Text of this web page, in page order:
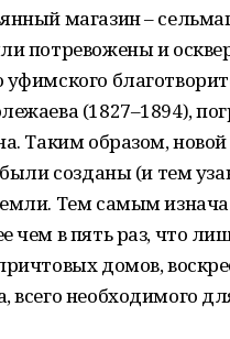
магазин –
потревожены и
уфимского
(1827–1894),
Таким образом,
были созданы (и тем
Тем самым
чем в пять раз, что
домов,
всего необходимого